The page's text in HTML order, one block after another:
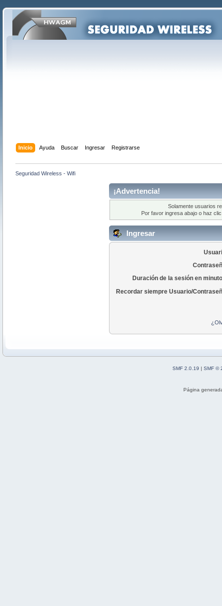
Inicio Ayuda Buscar Ingresar Registrarse
Seguridad Wireless - Wifi
¡Advertencia!
Solamente usuarios
Por favor ingresa abajo o haz
Ingresar
Duración de la sesión en
Recordar siempre Usuario/
SMF 2.0.19 | SMF ©
Página